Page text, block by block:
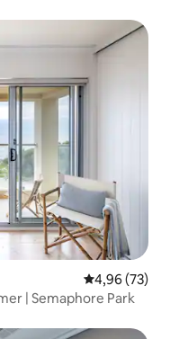
Évaluation
4,96 (73)
| Semaphore Park